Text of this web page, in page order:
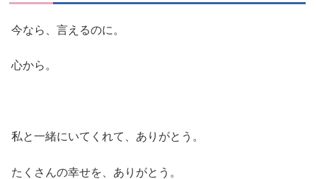
今なら、言えるのに。
心から。
私と一緒にいてくれて、ありがとう。
たくさんの幸せを、ありがとう。